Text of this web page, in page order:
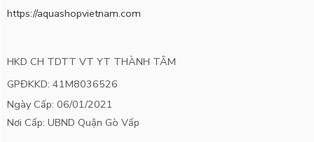
https://aquashopvietnam.com
HKD CH TDTT VT YT THÀNH TÂM
GPĐKKD: 41M8036526
Ngày Cấp: 06/01/2021
Nơi Cấp: UBND Quận Gò Vấp